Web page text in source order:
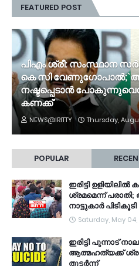
FEATURED POST
പിഎം ശ്രീ: സംസ്ഥാന
കെ സി
നഷ്ടപ്പെടാൻ
കണക്ക്'
NEWS@IRITTY Thursday,
POPULAR
ഇരിട്ടി
ശ്രമമെന്ന്
നാട്ടുകാർ
Saturday, May
ഇരിട്ടി പുന്നാട്
ആത്മഹത്യക്ക്
തുടർന്ന്